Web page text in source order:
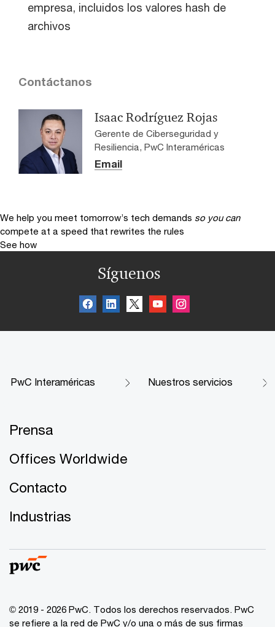
empresa, incluidos los valores hash de
archivos
Contáctanos
Isaac Rodríguez Rojas
Gerente de Ciberseguridad y
Resiliencia, PwC Interaméricas
Email
We help you meet tomorrow’s tech demands so you can
compete at a speed that rewrites the rules
See how
Síguenos
PwC Interaméricas Nuestros servicios
Prensa
Offices Worldwide
Contacto
Industrias
© 2019 - 2026 PwC. Todos los derechos reservados. PwC
se refiere a la red de PwC y/o una o más de sus firmas